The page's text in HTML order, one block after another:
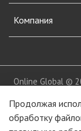
Компания
Online Global ©
Продолжая
обработку